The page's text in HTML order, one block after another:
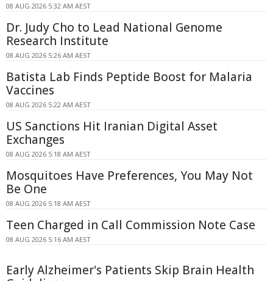
08 AUG 2026 5:32 AM AEST
Dr. Judy Cho to Lead National Genome
Research Institute
08 AUG 2026 5:26 AM AEST
Batista Lab Finds Peptide Boost for Malaria
Vaccines
08 AUG 2026 5:22 AM AEST
US Sanctions Hit Iranian Digital Asset
Exchanges
08 AUG 2026 5:18 AM AEST
Mosquitoes Have Preferences, You May Not
Be One
08 AUG 2026 5:18 AM AEST
Teen Charged in Call Commission Note Case
08 AUG 2026 5:16 AM AEST
Early Alzheimer's Patients Skip Brain Health